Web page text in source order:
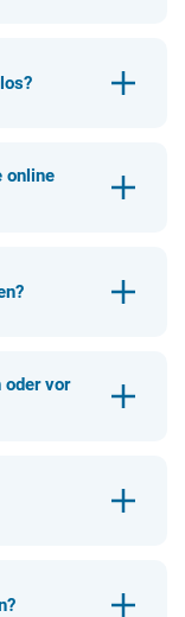
online
oder vor